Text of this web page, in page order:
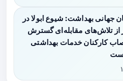
جهانی بهداشت: شیوع ابولا در
از تلاش‌های مقابله‌ای گسترش
کارکنان خدمات بهداشتی